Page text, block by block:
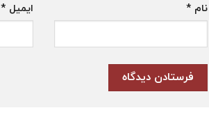
نام* ایمیل *